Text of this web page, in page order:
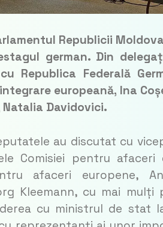
Republicii
german. Din
Republica Federală
europeană, Ina
Davidovici.
au discutat cu
Comisiei pentru
afaceri europene,
Kleemann, cu mai
cu ministrul de stat